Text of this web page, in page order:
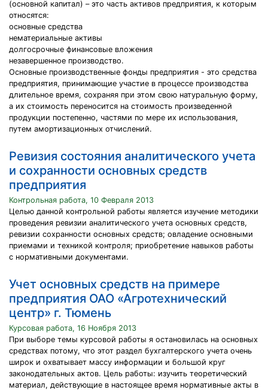
(основной капитал) – это часть активов предприятия, к которым
относятся:
основные средства
нематериальные активы
долгосрочные финансовые вложения
незавершенное производство.
Основные производственные фонды предприятия - это средства
предприятия, принимающие участие в процессе производства
длительное время, сохраняя при этом свою натуральную форму,
а их стоимость переносится на стоимость произведенной
продукции постепенно, частями по мере их использования,
путем амортизационных отчислений.
Ревизия состояния аналитического учета
и сохранности основных средств
предприятия
Контрольная работа, 10 Февраля 2013
Целью данной контрольной работы является изучение методики
проведения ревизии аналитического учета основных средств,
ревизии сохранности основных средств; овладение основными
приемами и техникой контроля; приобретение навыков работы
с нормативными документами.
Учет основных средств на примере
предприятия ОАО «Агротехнический
центр» г. Тюмень
Курсовая работа, 16 Ноября 2013
При выборе темы курсовой работы я остановилась на основных
средствах потому, что этот раздел бухгалтерского учета очень
широк и охватывает массу информации и большой круг
законодательных актов. Цель работы: изучить теоретический
материал, действующие в настоящее время нормативные акты в